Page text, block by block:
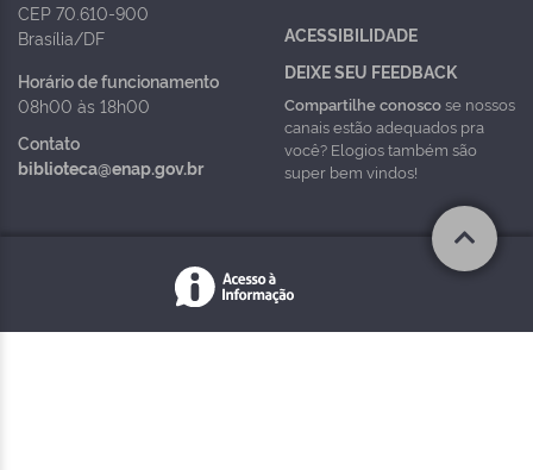
CEP 70.610-900
Brasília/DF
Horário de funcionamento
08h00 às 18h00
Contato
biblioteca@enap.gov.br
ACESSIBILIDADE
DEIXE SEU FEEDBACK
Compartilhe conoscose nossos
canais estão adequados pra
você? Elogios também são
super bem vindos!